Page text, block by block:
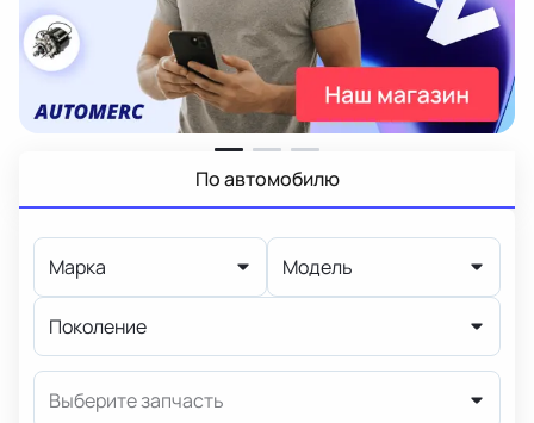
По автомобилю
Марка Модель
Поколение
Выберите запчасть